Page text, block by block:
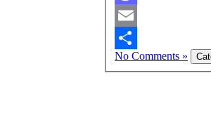
Mastodon
Email
Compartir
No Comments »